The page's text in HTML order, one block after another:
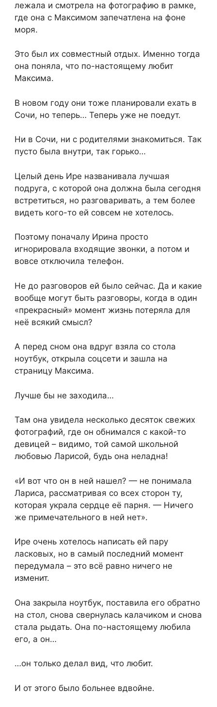
лежала и смотрела на фотографию в рамке,
где она с Максимом запечатлена на фоне
моря.
Это был их совместный отдых. Именно тогда
она поняла, что по-настоящему любит
Максима.
В новом году они тоже планировали ехать в
Сочи, но теперь… Теперь уже не поедут.
Ни в Сочи, ни с родителями знакомиться. Так
пусто была внутри, так горько…
Целый день Ире названивала лучшая
подруга, с которой она должна была сегодня
встретиться, но разговаривать, а тем более
видеть кого-то ей совсем не хотелось.
Поэтому поначалу Ирина просто
игнорировала входящие звонки, а потом и
вовсе отключила телефон.
Не до разговоров ей было сейчас. Да и какие
вообще могут быть разговоры, когда в один
«прекрасный» момент жизнь потеряла для
неё всякий смысл?
А перед сном она вдруг взяла со стола
ноутбук, открыла соцсети и зашла на
страницу Максима.
Лучше бы не заходила…
Там она увидела несколько десяток свежих
фотографий, где он обнимался с какой-то
девицей – видимо, той самой школьной
любовью Ларисой, будь она неладна!
«И вот что он в ней нашел? — не понимала
Лариса, рассматривая со всех сторон ту,
которая украла сердце её парня. — Ничего
же примечательного в ней нет».
Ире очень хотелось написать ей пару
ласковых, но в самый последний момент
передумала – это всё равно ничего не
изменит.
Она закрыла ноутбук, поставила его обратно
на стол, снова свернулась калачиком и снова
стала рыдать. Она по-настоящему любила
его, а он…
…он только делал вид, что любит.
И от этого было больнее вдвойне.